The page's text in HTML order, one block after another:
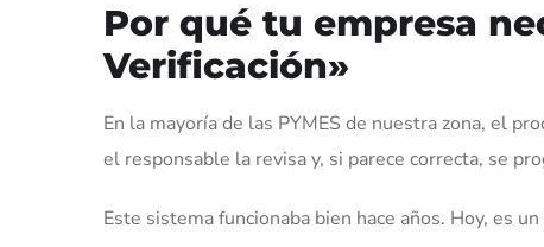
Por qué tu empresa
Verificación»
En la mayoría de las PYMES de nuestra zona, el
el responsable la revisa y, si parece correcta, se
Este sistema funcionaba bien hace años. Hoy, es